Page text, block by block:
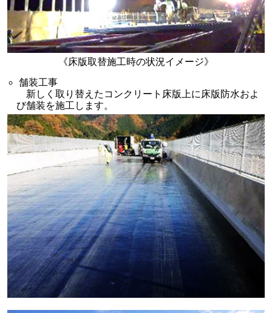
《床版取替施工時の状況イメージ》
舗装工事
新しく取り替えたコンクリート床版上に床版防水およ
び舗装を施工します。